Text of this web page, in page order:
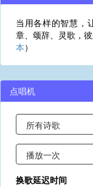
当用各样的智慧，
章、颂辞、灵歌，
本）
点唱机
换歌延迟时间